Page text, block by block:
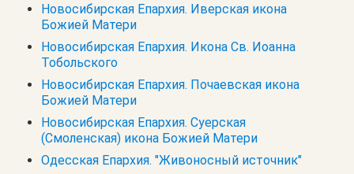
Новосибирская Епархия. Иверская икона
Божией Матери
Новосибирская Епархия. Икона Св. Иоанна
Тобольского
Новосибирская Епархия. Почаевская икона
Божией Матери
Новосибирская Епархия. Суерская
(Смоленская) икона Божией Матери
Одесская Епархия. "Живоносный источник"